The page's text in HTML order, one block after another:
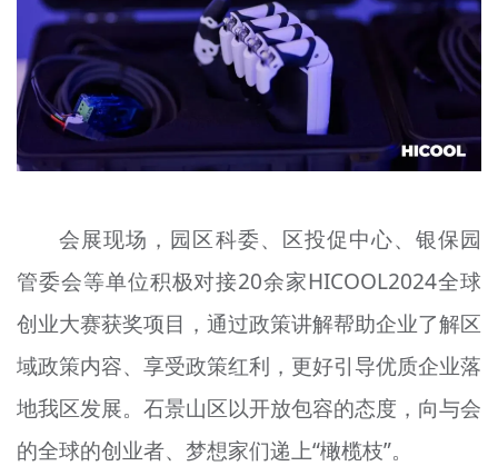
会展现场，园区科委、区投促中心、银保园
管委会等单位积极对接20余家HICOOL2024全球
创业大赛获奖项目，通过政策讲解帮助企业了解区
域政策内容、享受政策红利，更好引导优质企业落
地我区发展。石景山区以开放包容的态度，向与会
的全球的创业者、梦想家们递上“橄榄枝”。